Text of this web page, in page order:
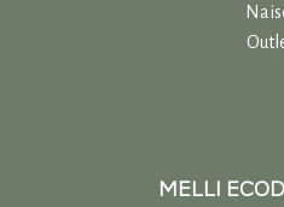
MELLI